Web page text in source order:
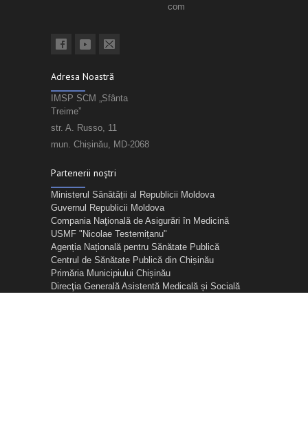
com
Adresa Noastră
IMSP SCM „Sfânta
Treime”
str. A. Russo, 11
mun. Chișinău, MD-2068
Partenerii noștri
Ministerul Sănătății al Republicii Moldova
Guvernul Republicii Moldova
Compania Naţională de Asigurări în Medicină
USMF "Nicolae Testemițanu"
Agenția Națională pentru Sănătate Publică
Centrul de Sănătate Publică din Chișinău
Primăria Municipiului Chișinău
Direcţia Generală Asistentă Medicală și Socială